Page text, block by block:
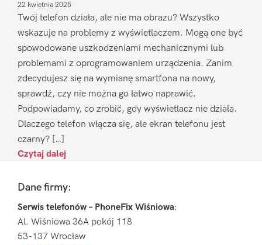
22 kwietnia 2025
Twój telefon działa, ale nie ma obrazu? Wszystko
wskazuje na problemy z wyświetlaczem. Mogą one być
spowodowane uszkodzeniami mechanicznymi lub
problemami z oprogramowaniem urządzenia. Zanim
zdecydujesz się na wymianę smartfona na nowy,
sprawdź, czy nie można go łatwo naprawić.
Podpowiadamy, co zrobić, gdy wyświetlacz nie działa.
Dlaczego telefon włącza się, ale ekran telefonu jest
czarny? […]
Czytaj dalej
FooterDane firmy:
Serwis telefonów – PhoneFix Wiśniowa:
Al. Wiśniowa 36A pokój 118
53-137 Wrocław